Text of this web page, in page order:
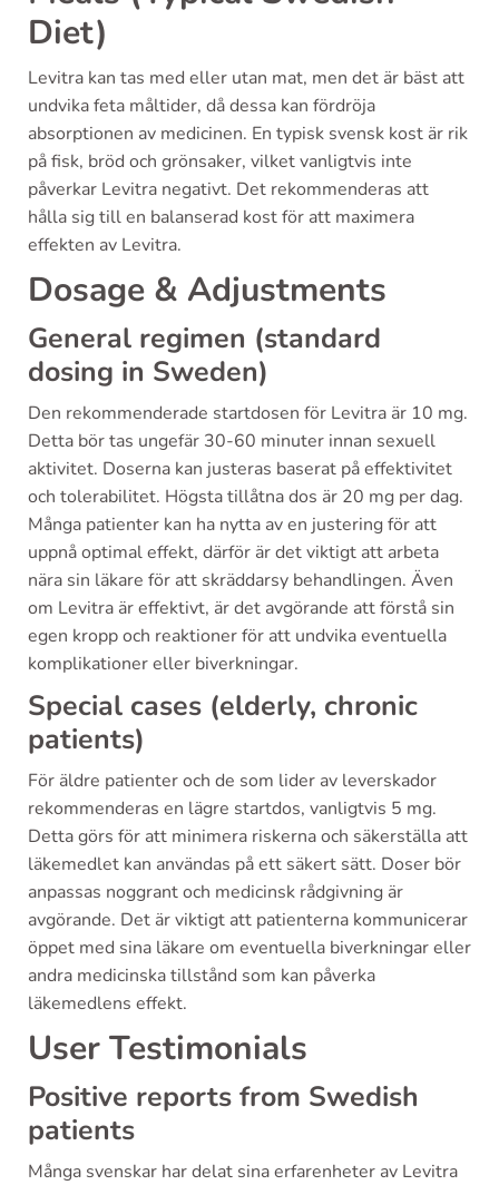
Diet)
Levitra kan tas med eller utan mat, men det är bäst att
undvika feta måltider, då dessa kan fördröja
absorptionen av medicinen. En typisk svensk kost är rik
på fisk, bröd och grönsaker, vilket vanligtvis inte
påverkar Levitra negativt. Det rekommenderas att
hålla sig till en balanserad kost för att maximera
effekten av Levitra.
Dosage & Adjustments
General regimen (standard
dosing in Sweden)
Den rekommenderade startdosen för Levitra är 10 mg.
Detta bör tas ungefär 30-60 minuter innan sexuell
aktivitet. Doserna kan justeras baserat på effektivitet
och tolerabilitet. Högsta tillåtna dos är 20 mg per dag.
Många patienter kan ha nytta av en justering för att
uppnå optimal effekt, därför är det viktigt att arbeta
nära sin läkare för att skräddarsy behandlingen. Även
om Levitra är effektivt, är det avgörande att förstå sin
egen kropp och reaktioner för att undvika eventuella
komplikationer eller biverkningar.
Special cases (elderly, chronic
patients)
För äldre patienter och de som lider av leverskador
rekommenderas en lägre startdos, vanligtvis 5 mg.
Detta görs för att minimera riskerna och säkerställa att
läkemedlet kan användas på ett säkert sätt. Doser bör
anpassas noggrant och medicinsk rådgivning är
avgörande. Det är viktigt att patienterna kommunicerar
öppet med sina läkare om eventuella biverkningar eller
andra medicinska tillstånd som kan påverka
läkemedlens effekt.
User Testimonials
Positive reports from Swedish
patients
Många svenskar har delat sina erfarenheter av Levitra